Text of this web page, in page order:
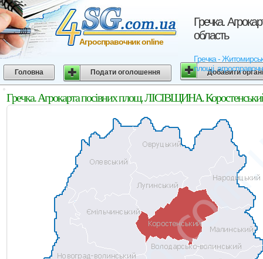
Гречка.
область
Гречка -
площі,
Агросправочник online
Головна Подати оголошення Добавити
Гречка. Агрокарта посівних площ. ЛІСІВЩИНА.